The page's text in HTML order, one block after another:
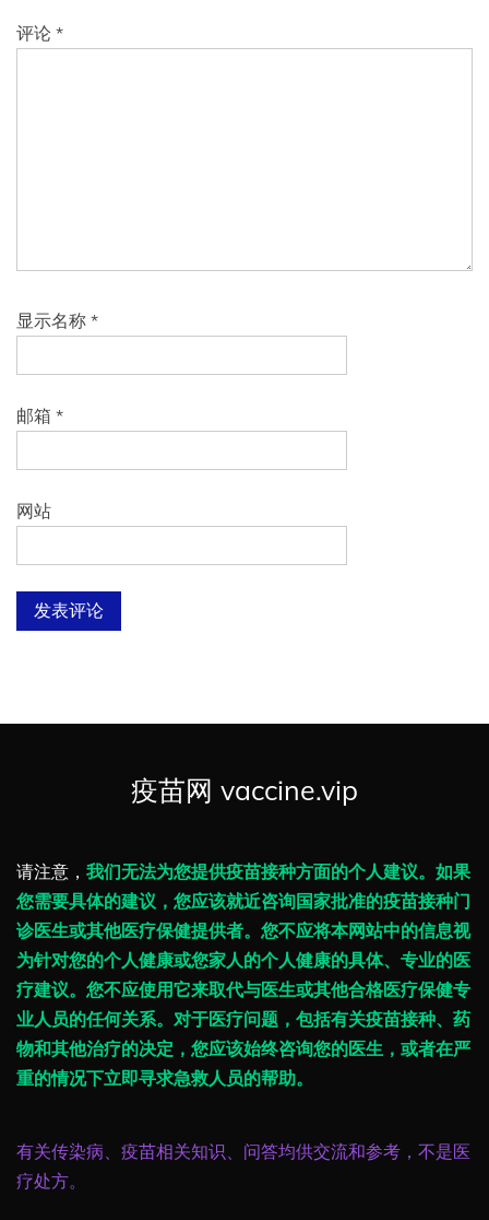
评论 *
显示名称 *
邮箱 *
网站
疫苗网 vaccine.vip
请注意， 我们无法为您提供疫苗接种方面的个人建议。如果
您需要具体的建议，您应该就近咨询国家批准的疫苗接种门
诊医生或其他医疗保健提供者。您不应将本网站中的信息视
为针对您的个人健康或您家人的个人健康的具体、专业的医
疗建议。您不应使用它来取代与医生或其他合格医疗保健专
业人员的任何关系。对于医疗问题，包括有关疫苗接种、药
物和其他治疗的决定，您应该始终咨询您的医生，或者在严
重的情况下立即寻求急救人员的帮助。
有关传染病、疫苗相关知识、问答均供交流和参考，不是医
疗处方。